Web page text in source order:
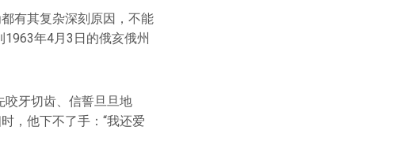
有其复杂深刻原因，不能
年4月3日的俄亥俄州
咬牙切齿、信誓旦旦地
，他下不了手：“我还爱